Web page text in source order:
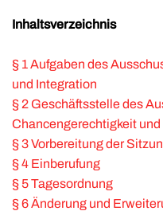
Inhaltsverzeichnis
§ 1 Aufgaben des
und Integration
§ 2 Geschäftsstelle des
Chancengerechtigkeit
§ 3 Vorbereitung der
§ 4 Einberufung
§ 5 Tagesordnung
§ 6 Änderung und